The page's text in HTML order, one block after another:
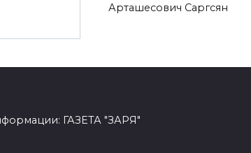
Арташесо­вич Саргсян
ГАЗЕТА "ЗАРЯ"